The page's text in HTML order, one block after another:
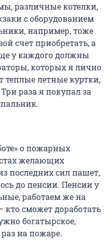
различные котелки,
с оборудованием
например, тоже
счет приобретать, а
у каждого должны
которых я лично
теплые летные куртки,
раза я покупал за
о пожарных
желающих
последних сил пашет,
до пенсии. Пенсии у
работаем же на
кто сможет доработать
богатырское,
на пожаре.